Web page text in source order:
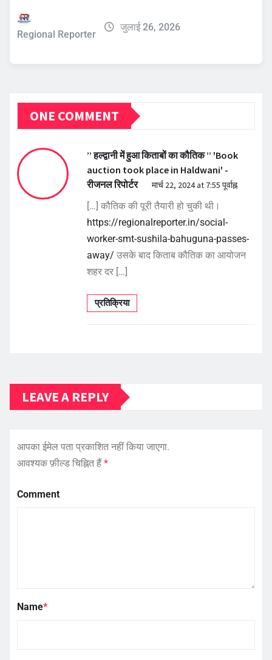
Regional Reporter
जुलाई 26, 2026
ONE COMMENT
’’ हल्द्वानी में हुआ किताबों का कौतिक ’’ 'Book
auction took place in Haldwani' -
रीजनल रिपोर्टर
मार्च 22, 2024 at 7:55 पूर्वाह्न
[…] कौतिक की पूरी तैयारी हो चुकी थी।
https://regionalreporter.in/social-
worker-smt-sushila-bahuguna-passes-
away/ उसके बाद किताब कौतिक का आयोजन
शहर दर […]
प्रतिक्रिया
LEAVE A REPLY
आपका ईमेल पता प्रकाशित नहीं किया जाएगा.
आवश्यक फ़ील्ड चिह्नित हैं *
Comment
Name*